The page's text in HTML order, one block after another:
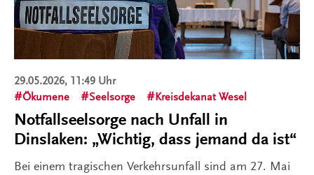
29.05.2026, 11:49 Uhr
Ökumene
Seelsorge Kreisdekanat Wesel
Notfallseelsorge nach Unfall in
Dinslaken: „Wichtig, dass jemand da ist“
Bei einem tragischen Verkehrsunfall sind am 27. Mai